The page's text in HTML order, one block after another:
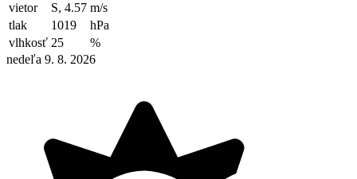
vietor
S, 4.57 m/s
tlak
1019
hPa
vlhkosť 25
%
nedeľa 9. 8. 2026